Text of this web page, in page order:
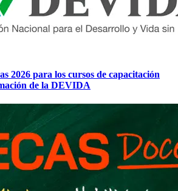
2026 para los cursos de capacitación
de la DEVIDA